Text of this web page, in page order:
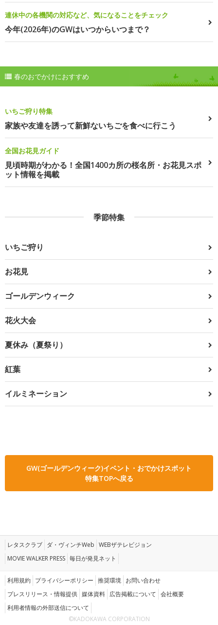
連休中の各機関の対応など、気になることをチェック
今年(2026年)のGWはいつからいつまで？
春のおでかけにおすすめ
いちご狩り特集
家族や友達を誘って新鮮ないちごを食べに行こう
全国お花見ガイド
見頃時期がわかる！全国1400カ所の桜名所・お花見スポ
ット情報を掲載
季節特集
いちご狩り
お花見
ゴールデンウィーク
花火大会
夏休み（夏祭り）
紅葉
イルミネーション
GW(ゴールデンウィーク)イベント・おでかけスポット
特集TOPへ戻る
レタスクラブ ダ・ヴィンチWeb WEBザテレビジョン
MOVIE WALKER PRESS 毎日が発見ネット
利用規約 プライバシーポリシー 推奨環境 お問い合わせ
プレスリリース・情報提供 媒体資料 広告掲載について 会社概要
利用者情報の外部送信について
©KADOKAWA CORPORATION